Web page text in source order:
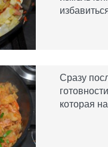
Сразу
которая